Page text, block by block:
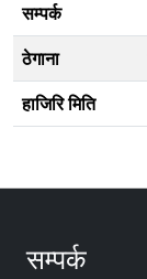
सम्पर्क
ठेगाना
हाजिरि मिति
सम्पर्क